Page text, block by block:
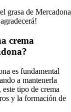
grasa de Mercadona
crema
es fundamental
a mantenerla
tipo de crema
y la formación de